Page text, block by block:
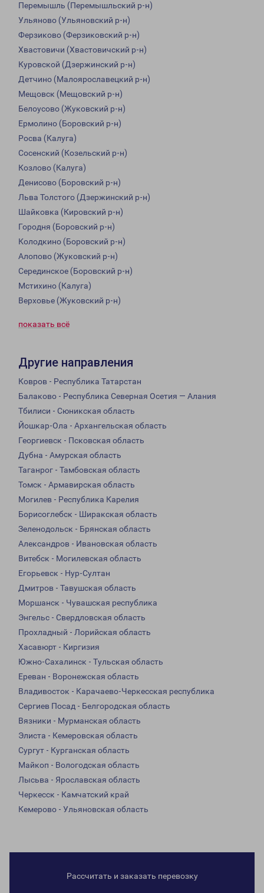
Перемышль (Перемышльский р-н)
Ульяново (Ульяновский р-н)
Ферзиково (Ферзиковский р-н)
Хвастовичи (Хвастовичский р-н)
Куровской (Дзержинский р-н)
Детчино (Малоярославецкий р-н)
Мещовск (Мещовский р-н)
Белоусово (Жуковский р-н)
Ермолино (Боровский р-н)
Росва (Калуга)
Сосенский (Козельский р-н)
Козлово (Калуга)
Денисово (Боровский р-н)
Льва Толстого (Дзержинский р-н)
Шайковка (Кировский р-н)
Городня (Боровский р-н)
Колодкино (Боровский р-н)
Алопово (Жуковский р-н)
Серединское (Боровский р-н)
Мстихино (Калуга)
Верховье (Жуковский р-н)
показать всё
Другие направления
Ковров - Республика Татарстан
Балаково - Республика Северная Осетия — Алания
Тбилиси - Сюникская область
Йошкар-Ола - Архангельская область
Георгиевск - Псковская область
Дубна - Амурская область
Таганрог - Тамбовская область
Томск - Армавирская область
Могилев - Республика Карелия
Борисоглебск - Ширакская область
Зеленодольск - Брянская область
Александров - Ивановская область
Витебск - Могилевская область
Егорьевск - Нур-Султан
Дмитров - Тавушская область
Моршанск - Чувашская республика
Энгельс - Свердловская область
Прохладный - Лорийская область
Хасавюрт - Киргизия
Южно-Сахалинск - Тульская область
Ереван - Воронежская область
Владивосток - Карачаево-Черкесская республика
Сергиев Посад - Белгородская область
Вязники - Мурманская область
Элиста - Кемеровская область
Сургут - Курганская область
Майкоп - Вологодская область
Лысьва - Ярославская область
Черкесск - Камчатский край
Кемерово - Ульяновская область
Рассчитать и заказать перевозку